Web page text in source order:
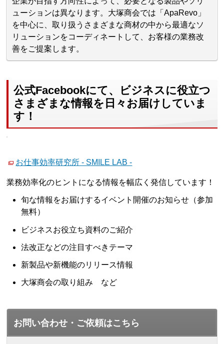
ューションは異なります。大塚商会では「ApaRevo」
を中心に、取り扱うさまざまな商材の中から最適なソ
リューションをコーディネートして、お客様の業務改
善をご提案します。
公式Facebookにて、ビジネスに役立つ
さまざまな情報を日々お届けしていま
す！
お仕事効率研究所 - SMILE LAB -
業務効率化のヒントになる情報を幅広く発信しています！
旬な情報をお届けするイベント開催のお知らせ（参加
無料）
ビジネスお役立ち資料のご紹介
法改正などの注目すべきテーマ
新製品や新機能のリリース情報
大塚商会の取り組み など
お問い合わせ・ご依頼はこちら